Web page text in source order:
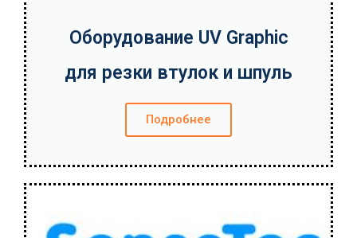
Оборудование UV Graphic
для резки втулок и шпуль
Подробнее